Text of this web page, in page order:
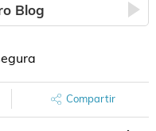
Blog
Compartir